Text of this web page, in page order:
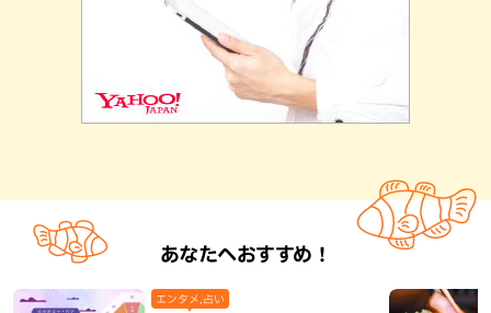
あなたへおすすめ！
エンタメ,占い